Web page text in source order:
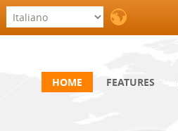
HOME FEATURES